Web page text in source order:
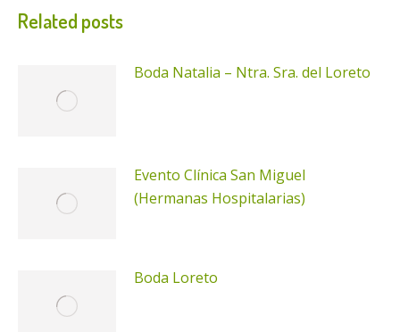
Related posts
Boda Natalia – Ntra. Sra. del Loreto
Evento Clínica San Miguel
(Hermanas Hospitalarias)
Boda Loreto